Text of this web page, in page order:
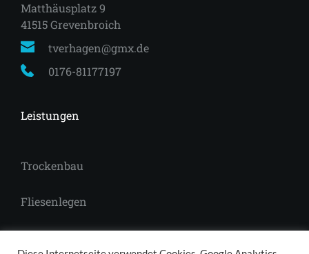
Matthäusplatz 9
41515 Grevenbroich
tverhagen@gmx.de
0176-81177197
Leistungen
Trockenbau
Fliesenlegen